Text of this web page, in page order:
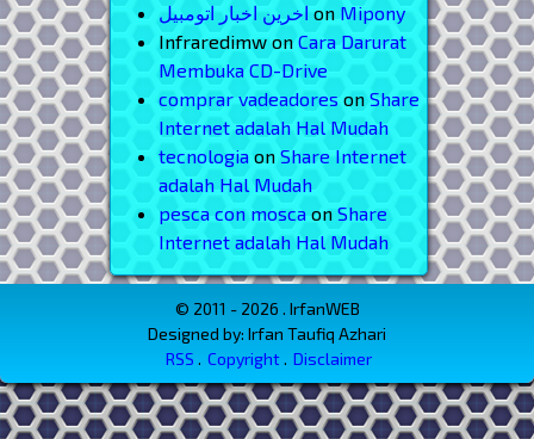
اخرین اخبار اتومبیل on Mipony
Infraredimwon Cara Darurat
Membuka CD-Drive
comprar vadeadoreson Share
Internet adalah Hal Mudah
tecnologiaon Share Internet
adalah Hal Mudah
pesca con moscaon Share
Internet adalah Hal Mudah
© 2011 - 2026 . IrfanWEB
Designed by: Irfan Taufiq Azhari
Menu Footer
RSS Copyright Disclaimer